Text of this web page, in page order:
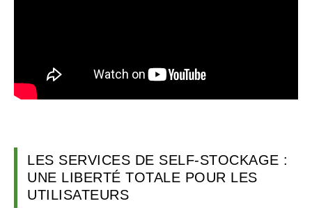
LES SERVICES DE SELF-STOCKAGE :
UNE LIBERTÉ TOTALE POUR LES
UTILISATEURS